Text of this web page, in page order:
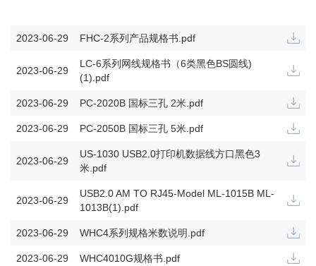
2023-06-29 FHC-2系列产品规格书.pdf
2023-06-29
LC-6系列网线规格书（6类黑色BS圆线)
(1).pdf
2023-06-29 PC-2020B 国标三孔 2米.pdf
2023-06-29 PC-2050B 国标三孔 5米.pdf
2023-06-29
US-1030 USB2.0打印机数据线方口黑色3
米.pdf
2023-06-29
USB2.0 AM TO RJ45-Model ML-1015B ML-
1013B(1).pdf
2023-06-29 WHC4系列规格米数说明.pdf
2023-06-29 WHC4010G规格书.pdf